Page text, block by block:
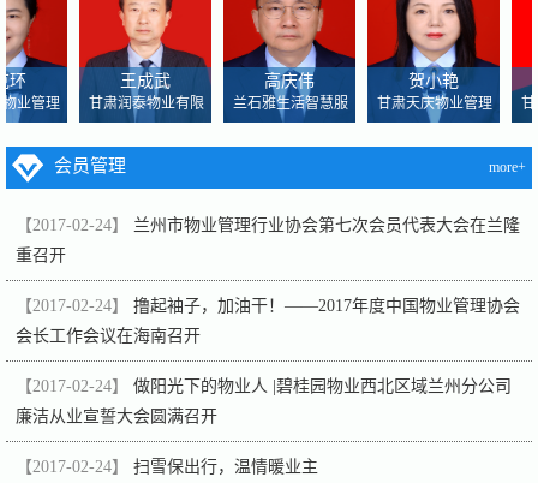
环
业管理
王成武
甘肃润泰物业有限
高庆伟
兰石雅生活智慧服
贺小艳
甘肃天庆物业管理 甘
会员管理 more+
【2017-02-24】
兰州市物业管理行业协会第七次会员代表大会在兰隆
重召开
【2017-02-24】
撸起袖子，加油干！——2017年度中国物业管理协会
会长工作会议在海南召开
【2017-02-24】
做阳光下的物业人 |碧桂园物业西北区域兰州分公司
廉洁从业宣誓大会圆满召开
【2017-02-24】 扫雪保出行，温情暖业主